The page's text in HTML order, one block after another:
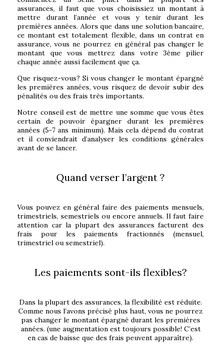
assurances, il faut que vous choisissiez un montant à
mettre durant l’année et vous y tenir durant les
premières années. Alors que dans une solution bancaire,
ce montant est totalement flexible, dans un contrat en
assurance, vous ne pourrez en général pas changer le
montant que vous mettrez dans votre 3ème pilier
chaque année aussi facilement que ça.
Que risquez-vous? Si vous changer le montant épargné
les premières années, vous risquez de devoir subir des
pénalités ou des frais très importants.
Notre conseil est de mettre une somme que vous êtes
certain de pouvoir épargner durant les premières
années (5-7 ans minimum). Mais cela dépend du contrat
et il conviendrait d’analyser les conditions générales
avant de se lancer.
Quand verser l’argent ?
Vous pouvez en général faire des paiements mensuels,
trimestriels, semestriels ou encore annuels. Il faut faire
attention car la plupart des assurances facturent des
frais pour les paiements fractionnés (mensuel,
trimestriel ou semestriel).
Les paiements sont-ils flexibles?
Dans la plupart des assurances, la flexibilité est réduite.
Comme nous l’avons précisé plus haut, vous ne pourrez
pas changer le montant épargné durant les premières
années. (une augmentation est toujours possible! C’est
en cas de baisse que des frais peuvent apparaître).